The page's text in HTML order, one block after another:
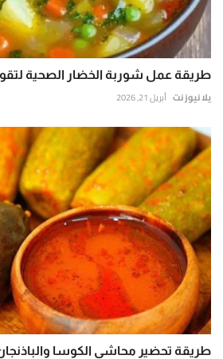
طريقة عمل شوربة الخضار الصحية لتقوية
يلا نيوز نت أبريل 21, 2026
طريقة تحضير محاشي الكوسا